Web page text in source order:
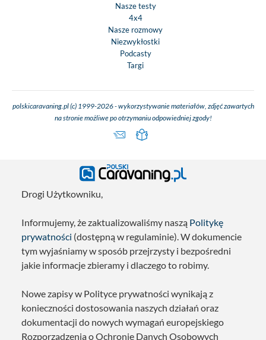
Nasze testy
4x4
Nasze rozmowy
Niezwykłostki
Podcasty
Targi
polskicaravaning.pl (c) 1999-2026 - wykorzystywanie materiałów, zdjęć zawartych
na stronie możliwe po otrzymaniu odpowiedniej zgody!
Drogi Użytkowniku,
Informujemy, że zaktualizowaliśmy naszą Politykę
prywatności (dostępną w regulaminie). W dokumencie
tym wyjaśniamy w sposób przejrzysty i bezpośredni
jakie informacje zbieramy i dlaczego to robimy.
Nowe zapisy w Polityce prywatności wynikają z
konieczności dostosowania naszych działań oraz
dokumentacji do nowych wymagań europejskiego
Rozporządzenia o Ochronie Danych Osobowych